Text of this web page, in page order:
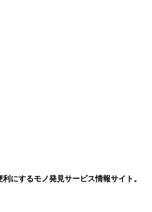
にするモノ発見サービス情報サイト。